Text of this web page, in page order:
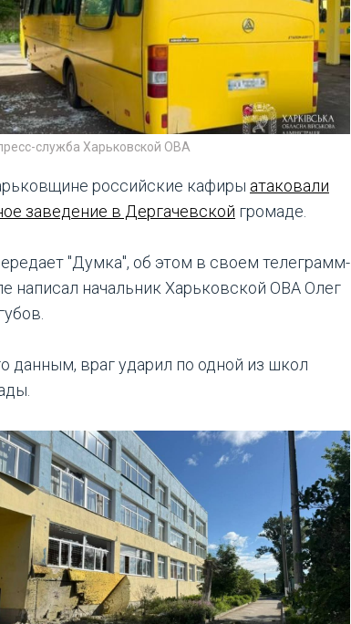
служба Харьковской ОВА
российские кафиры атаковали
заведение в Дергачевской громаде.
"Думка", об этом в своем телеграмм-
написал начальник Харьковской ОВА Олег
данным, враг ударил по одной из школ